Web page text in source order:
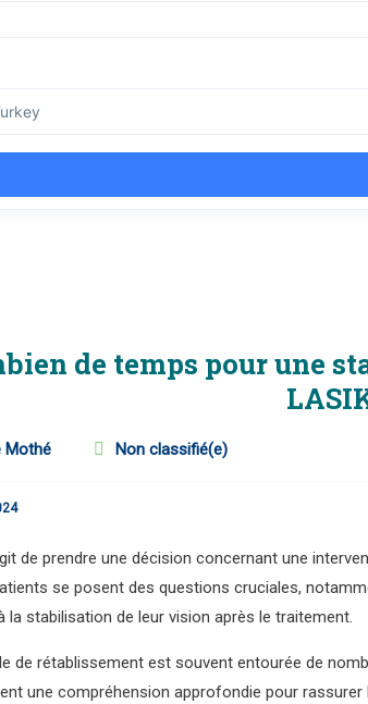
de temps pour une
Mothé Non classifié(e)
de prendre une décision concernant une
se posent des questions cruciales,
la stabilisation de leur vision après le traitement.
de rétablissement est souvent entourée de
une compréhension approfondie pour